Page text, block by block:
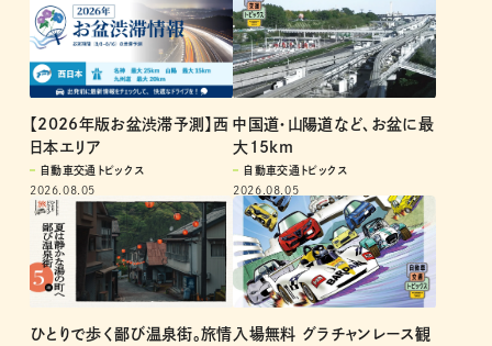
【2026年版お盆渋滞予測】西
日本エリア
自動車交通トピックス
2026.08.05
中国道・山陽道など、お盆に最
大15km
自動車交通トピックス
2026.08.05
ひとりで歩く鄙び温泉街。旅情 入場無料 グラチャンレース観